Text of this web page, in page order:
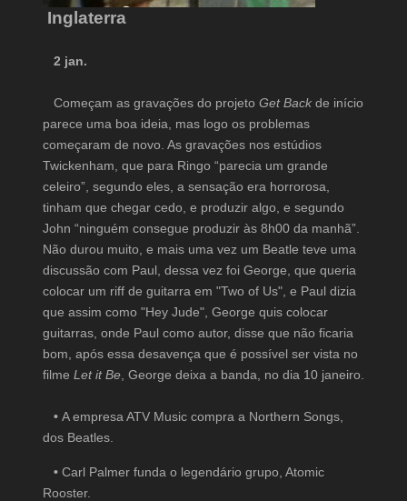
Inglaterra
2 jan.
Começam as gravações do projeto Get Backde início
parece uma boa ideia, mas logo os problemas
começaram de novo. As gravações nos estúdios
Twickenham, que para Ringo “parecia um grande
celeiro”, segundo eles, a sensação era horrorosa,
tinham que chegar cedo, e produzir algo, e segundo
John “ninguém consegue produzir às 8h00 da manhã”.
Não durou muito, e mais uma vez um Beatle teve uma
discussão com Paul, dessa vez foi George, que queria
colocar um riff de guitarra em "Two of Us", e Paul dizia
que assim como "Hey Jude", George quis colocar
guitarras, onde Paul como autor, disse que não ficaria
bom, após essa desavença que é possível ser vista no
filme Let it Be, George deixa a banda, no dia 10 janeiro.
• A empresa ATV Music compra a Northern Songs,
dos Beatles.
• Carl Palmer funda o legendário grupo, Atomic
Rooster.